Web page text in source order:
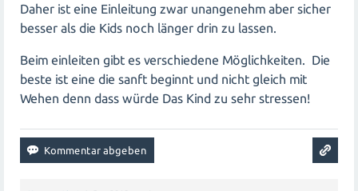
Daher ist eine Einleitung zwar unangenehm aber sicher
besser als die Kids noch länger drin zu lassen.
Beim einleiten gibt es verschiedene Möglichkeiten. Die
beste ist eine die sanft beginnt und nicht gleich mit
Wehen denn dass würde Das Kind zu sehr stressen!